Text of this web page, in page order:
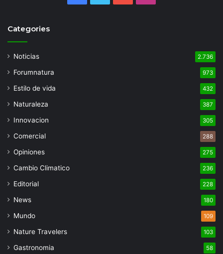
Categories
Noticias 2.736
Forumnatura 973
Estilo de vida 432
Naturaleza 387
Innovacion 305
Comercial 288
Opiniones 275
Cambio Climatico 236
Editorial 228
News 180
Mundo 109
Nature Travelers 103
Gastronomia 58